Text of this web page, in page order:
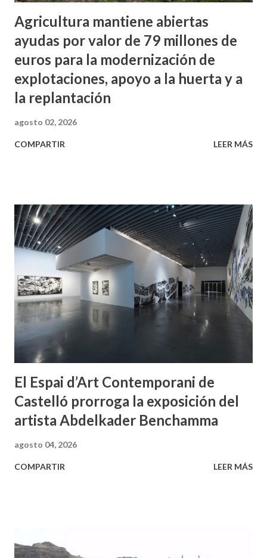
Agricultura mantiene abiertas
ayudas por valor de 79 millones de
euros para la modernización de
explotaciones, apoyo a la huerta y a
la replantación
agosto 02, 2026
COMPARTIR LEER MÁS
El Espai d’Art Contemporani de
Castelló prorroga la exposición del
artista Abdelkader Benchamma
agosto 04, 2026
COMPARTIR LEER MÁS